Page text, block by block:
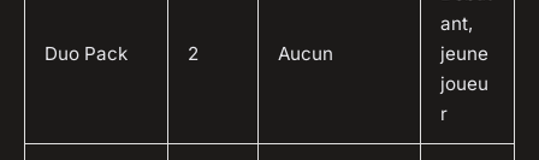
Duo Pack 2 Aucun
ant,
jeune
joueu
r